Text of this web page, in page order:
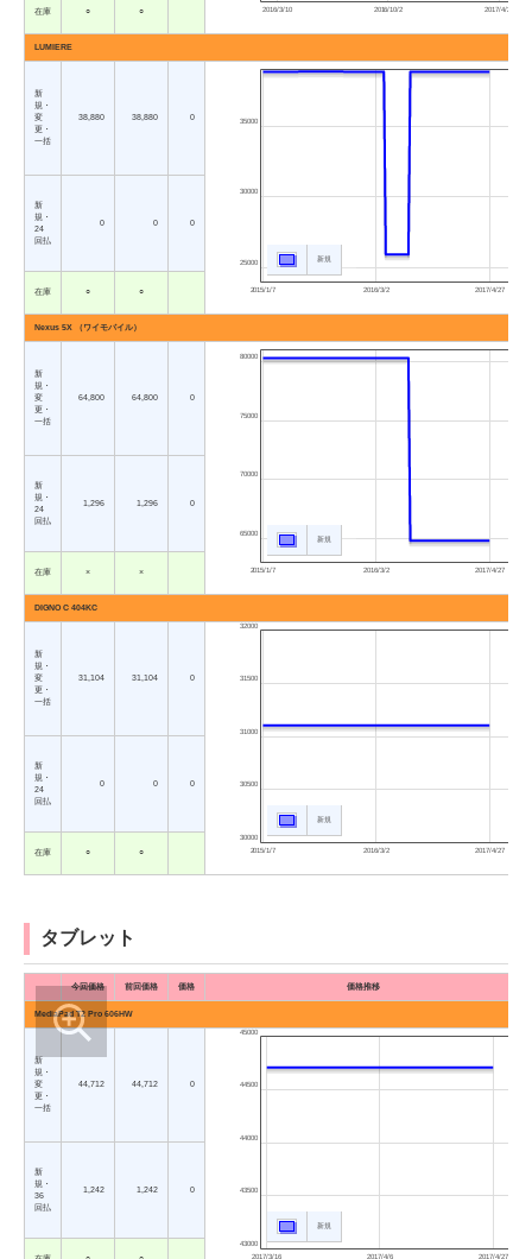
2016/3/10 2016/10/2 2017/4/27
在庫 ○ ○
LUMIERE
新
規・
変
更・
一括
38,880 38,880 0
2015/1/7 2016/3/2 2017/4/27
25000
30000
35000
新規
新
規・
24
回払
0 0 0
在庫 ○ ○
Nexus 5X （ワイモバイル）
新
規・
変
更・
一括
64,800 64,800 0
2015/1/7 2016/3/2 2017/4/27
65000
70000
75000
80000
新規
新
規・
24
回払
1,296 1,296 0
在庫 × ×
DIGNO C 404KC
新
規・
変
更・
一括
31,104 31,104 0
2015/1/7 2016/3/2 2017/4/27
30000
30500
31000
31500
32000
新規
新
規・
24
回払
0 0 0
在庫 ○ ○
タブレット
今回価格 前回価格 価格 価格推移
MediaPad T2 Pro 606HW
新
規・
変
更・
一括
44,712 44,712 0
2017/3/16 2017/4/6 2017/4/27
43000
43500
44000
44500
45000
新規
新
規・
36
回払
1,242 1,242 0